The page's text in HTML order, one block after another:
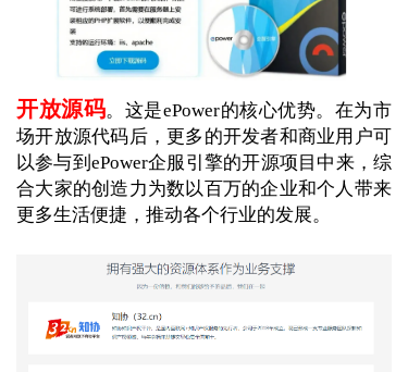
开放源码。这是ePower的核心优势。在为市
场开放源代码后，更多的开发者和商业用户可
以参与到 ePower企服引擎的开源项目 中来，综
合大家的创造力为数以百万的企业和个人带来
更多生活便捷，推动各个行业的发展。